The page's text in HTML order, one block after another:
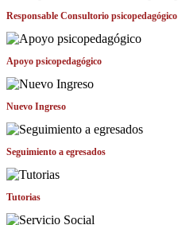
Responsable Consultorio psicopedagógico
Apoyo psicopedagógico
Nuevo Ingreso
Seguimiento a egresados
Tutorias